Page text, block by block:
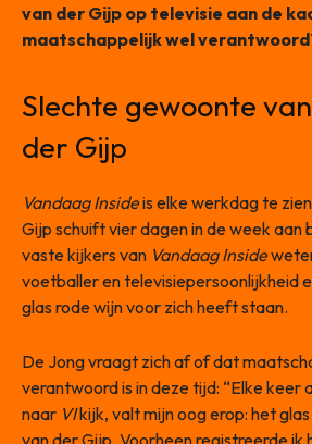
van der Gijp op televisie aan de
maatschappelijk wel
Slechte gewoonte
der Gijp
Vandaag Insideis elke werkdag te
Gijp schuift vier dagen in de week aan
vaste kijkers van Vandaag Inside
voetballer en televisiepersoonlijkheid
glas rode wijn voor zich heeft staan.
De Jong vraagt zich af of dat
verantwoord is in deze tijd: “Elke keer
naar VIkijk, valt mijn oog erop: het